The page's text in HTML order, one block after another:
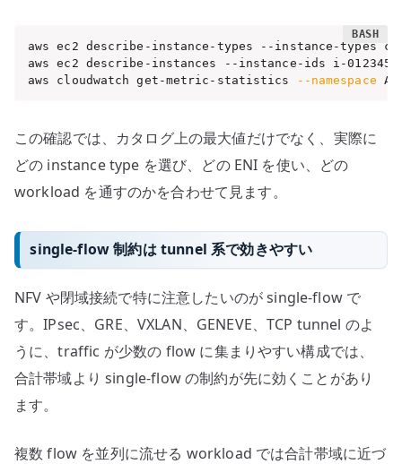
aws ec2 describe-instance-types --instance-types
aws ec2 describe-instances --instance-ids i-
aws cloudwatch get-metric-statistics
--namespace
この確認では、カタログ上の最大値だけでなく、実際に
どの instance type を選び、どの ENI を使い、どの
workload を通すのかを合わせて見ます。
single-flow 制約は tunnel 系で効きやすい
NFV や閉域接続で特に注意したいのが single-flow で
す。IPsec、GRE、VXLAN、GENEVE、TCP tunnel のよ
うに、traffic が少数の flow に集まりやすい構成では、
合計帯域より single-flow の制約が先に効くことがあり
ます。
複数 flow を並列に流せる workload では合計帯域に近づ